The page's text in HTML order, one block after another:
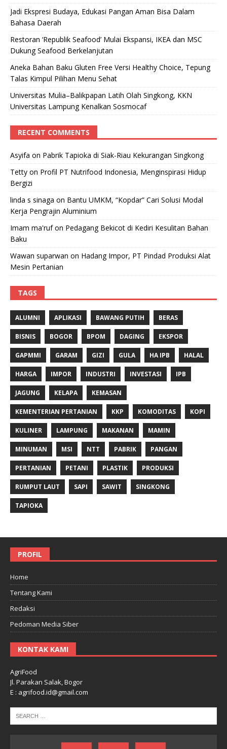
Jadi Ekspresi Budaya, Edukasi Pangan Aman Bisa Dalam
Bahasa Daerah
Restoran ‘Republik Seafood’ Mulai Ekspansi, IKEA dan MSC
Dukung Seafood Berkelanjutan
Aneka Bahan Baku Gluten Free Versi Healthy Choice, Tepung
Talas Kimpul Pilihan Menu Sehat
Universitas Mulia–Balikpapan Latih Olah Singkong, KKN
Universitas Lampung Kenalkan Sosmocaf
RECENT COMMENTS
Asyifa on Pabrik Tapioka di Siak-Riau Kekurangan Singkong
Tetty on Profil PT Nutrifood Indonesia, Menginspirasi Hidup
Bergizi
linda s sinaga on Bantu UMKM, “Kopdar” Cari Solusi Modal
Kerja Pengrajin Aluminium
Imam ma'rufon Pedagang Bekicot di Kediri Kesulitan Bahan
Baku
Wawan suparwan on Hadang Impor, PT Pindad Produksi Alat
Mesin Pertanian
TAGS
ALUMNI APLIKASI BAWANG PUTIH BERAS
BISNIS BOGOR BPOM DAGING EKSPOR
GAPMMI GARAM GIZI GULA HA IPB HALAL
HARGA IMPOR INDUSTRI INVESTASI IPB
JAGUNG KELAPA KEMASAN
KEMENTERIAN PERTANIAN KKP KOMODITAS KOPI
KULINER LAMPUNG MAKANAN MAMIN
MINUMAN MSI NTT PABRIK PANGAN
PERTANIAN PETANI PLASTIK PRODUKSI
RUMPUT LAUT SAPI SAWIT SINGKONG
TAPIOKA
PROFIL
Home
Tentang Kami
Redaksi
Pedoman Media Siber
KONTAK KAMI
AgriFood
Jl. Parakan Salak, Bogor
E : agrifood.id@gmail.com